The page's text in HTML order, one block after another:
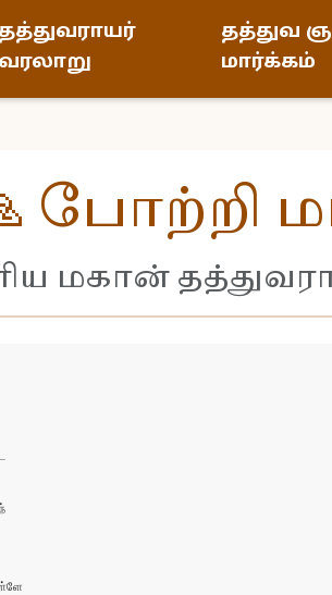
தத்துவராயர்
வரலாறு
தத்துவ
மார்க்கம்
போற்றி
மகான்